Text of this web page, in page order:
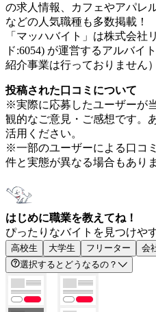
の求人情報、カフェやアパレ
などの人気職種も多数掲載！
「マッハバイト」は株式会社
ド:6054) が運営するアルバイ
紹介事業は行っておりません）
投稿された口コミについて
※実際に応募したユーザーが
観的なご意見・ご感想です。
活用ください。
※一部のユーザーによる口コ
件と実態が異なる場合もありま
はじめに職業を教えてね！
ぴったりなバイトを見つけや
高校生 大学生 フリーター 会
選択するとどうなるの？